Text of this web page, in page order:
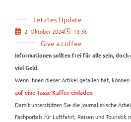
Letztes Update
2. Oktober 2024 13:38
Give a coffee
Informationen sollten frei für alle sein, doch
viel Geld.
Wenn Ihnen dieser Artikel gefallen hat,
auf eine Tasse Kaffee einladen
Damit unterstützen Sie die journalistische
Fachportals für Luftfahrt, Reisen und Touristik